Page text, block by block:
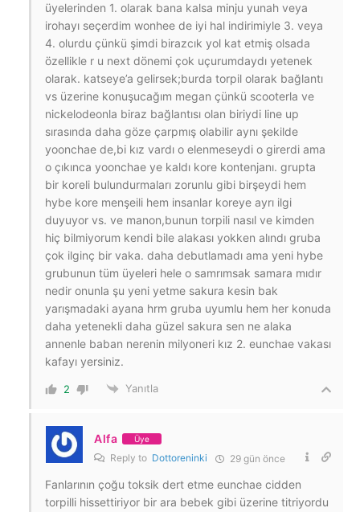
üyelerinden 1. olarak bana kalsa minju yunah veya
irohayı seçerdim wonhee de iyi hal indirimiyle 3. veya
4. olurdu çünkü şimdi birazcık yol kat etmiş olsada
özellikle r u next dönemi çok uçurumdaydı yetenek
olarak. katseye’a gelirsek;burda torpil olarak bağlantı
vs üzerine konuşucağım megan çünkü scooterla ve
nickelodeonla biraz bağlantısı olan biriydi line up
sırasında daha göze çarpmış olabilir aynı şekilde
yoonchae de,bi kız vardı o elenmeseydi o girerdi ama
o çıkınca yoonchae ye kaldı kore kontenjanı. grupta
bir koreli bulundurmaları zorunlu gibi birşeydi hem
hybe kore menşeili hem insanlar koreye ayrı ilgi
duyuyor vs. ve manon,bunun torpili nasıl ve kimden
hiç bilmiyorum kendi bile alakası yokken alındı gruba
çok ilginç bir vaka. daha debutlamadı ama yeni hybe
grubunun tüm üyeleri hele o samrımsak samara mıdır
nedir onunla şu yeni yetme sakura kesin bak
yarışmadaki ayana hrm gruba uyumlu hem her konuda
daha yetenekli daha güzel sakura sen ne alaka
annenle baban nerenin milyoneri kız 2. eunchae vakası
kafayı yersiniz.
2 Yanıtla
Alfa Üye
Reply to Dottoreninki 29 gün önce
Fanlarının çoğu toksik dert etme eunchae cidden
torpilli hissettiriyor bir ara bebek gibi üzerine titriyordu